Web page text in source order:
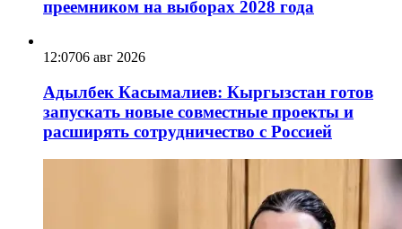
преемником на выборах 2028 года
12:0706 авг 2026
Адылбек Касымалиев: Кыргызстан готов
запускать новые совместные проекты и
расширять сотрудничество с Россией